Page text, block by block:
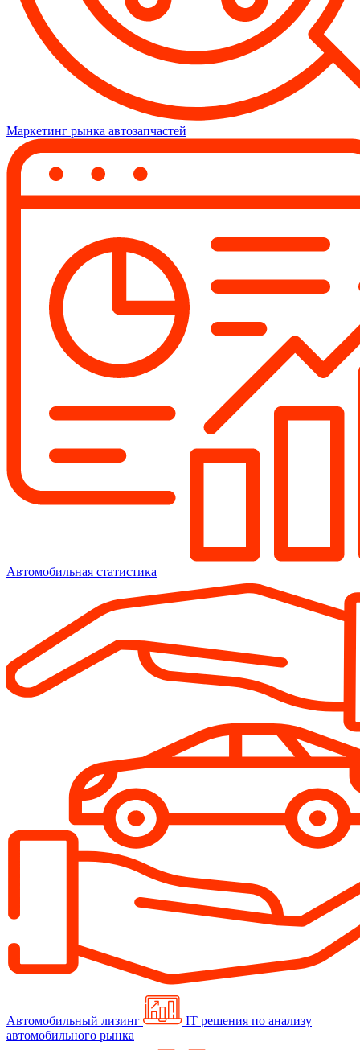
Маркетинг рынка автозапчастей
Автомобильная статистика
Автомобильный лизинг
IT решения по анализу
автомобильного рынка